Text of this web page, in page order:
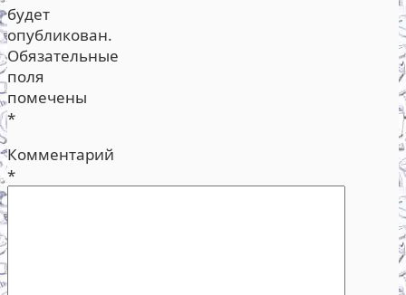
будет
опубликован.
Обязательные
поля
помечены
*
Комментарий
*